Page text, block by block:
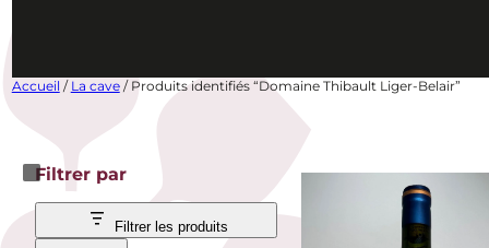
Accueil / La cave/ Produits identifiés “Domaine Thibault Liger-Belair”
Filtrer par
Filtrer les produits